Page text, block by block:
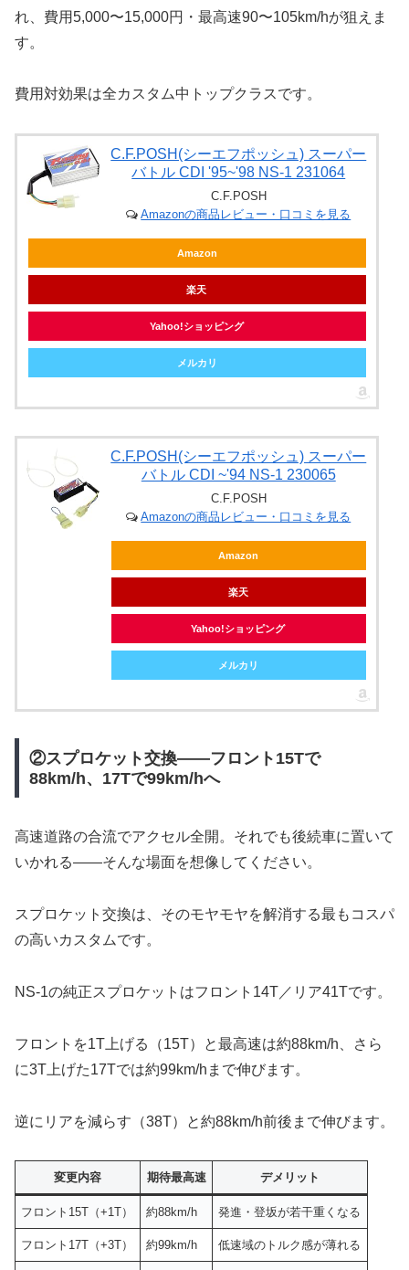
れ、費用5,000〜15,000円・最高速90〜105km/hが狙えま
す。
費用対効果は全カスタム中トップクラスです。
C.F.POSH(シーエフポッシュ) スーパー
バトル CDI '95~'98 NS-1 231064
C.F.POSH
Amazonの商品レビュー・口コミを見る
Amazon
楽天
Yahoo!ショッピング
メルカリ
C.F.POSH(シーエフポッシュ) スーパー
バトル CDI ~'94 NS-1 230065
C.F.POSH
Amazonの商品レビュー・口コミを見る
Amazon
楽天
Yahoo!ショッピング
メルカリ
②スプロケット交換——フロント15Tで
88km/h、17Tで99km/hへ
高速道路の合流でアクセル全開。それでも後続車に置いて
いかれる——そんな場面を想像してください。
スプロケット交換は、そのモヤモヤを解消する最もコスパ
の高いカスタムです。
NS-1の純正スプロケットはフロント14T／リア41Tです。
フロントを1T上げる（15T）と最高速は約88km/h、さら
に3T上げた17Tでは約99km/hまで伸びます。
逆にリアを減らす（38T）と約88km/h前後まで伸びます。
変更内容 期待最高速 デメリット
フロント15T（+1T） 約88km/h 発進・登坂が若干重くなる
フロント17T（+3T） 約99km/h 低速域のトルク感が薄れる